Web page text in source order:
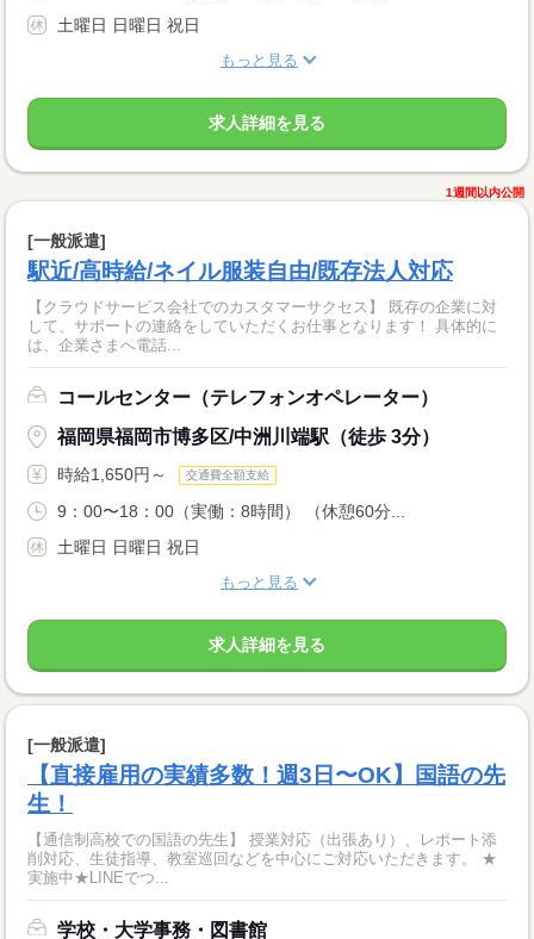
土曜日 日曜日 祝日
もっと見る
求人詳細を見る
1週間以内公開
[一般派遣]
駅近/高時給/ネイル服装自由/既存法人対応
【クラウドサービス会社でのカスタマーサクセス】 既存の企業に対
して、サポートの連絡をしていただくお仕事となります！ 具体的に
は、企業さまへ電話...
コールセンター（テレフォンオペレーター）
福岡県福岡市博多区/中洲川端駅（徒歩 3分）
時給1,650円～ 交通費全額支給
9：00〜18：00（実働：8時間） （休憩60分...
土曜日 日曜日 祝日
もっと見る
求人詳細を見る
[一般派遣]
【直接雇用の実績多数！週3日〜OK】国語の先
生！
【通信制高校での国語の先生】 授業対応（出張あり）、レポート添
削対応、生徒指導、教室巡回などを中心にご対応いただきます。 ★
実施中★LINEでつ...
学校・大学事務・図書館